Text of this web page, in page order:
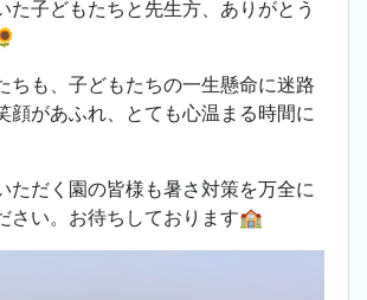
た子どもたちと先生方、ありがとう
ちも、子どもたちの一生懸命に迷路
顔があふれ、とても心温まる時間に
ただく園の皆様も暑さ対策を万全に
さい。お待ちしております🏫